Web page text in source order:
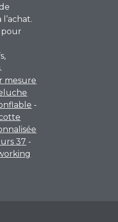
pour
mesure
-
37 -